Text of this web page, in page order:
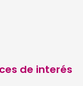
de interés